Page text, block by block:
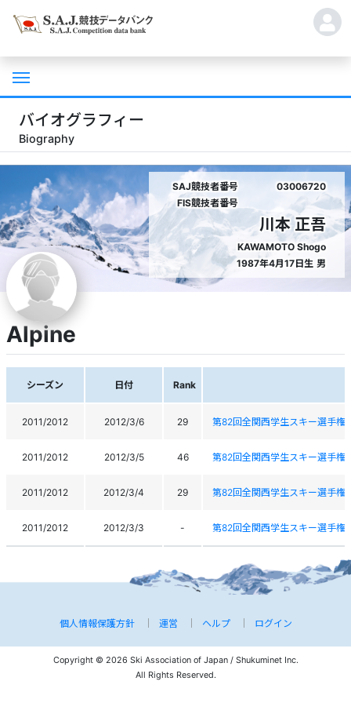
バイオグラフィー
Biography
SAJ競技者番号
03006720
FIS競技者番号
川本 正吾
KAWAMOTO Shogo
1987年4月17日生 男
Alpine
シーズン 日付 Rank
2011/2012 2012/3/6 29 第82回全関西学生スキー選手権
2011/2012 2012/3/5 46 第82回全関西学生スキー選手権
2011/2012 2012/3/4 29 第82回全関西学生スキー選手権
2011/2012 2012/3/3 - 第82回全関西学生スキー選手権
個人情報保護方針 運営 ヘルプ ログイン
Copyright © 2026 Ski Association of Japan / Shukuminet Inc.
All Rights Reserved.